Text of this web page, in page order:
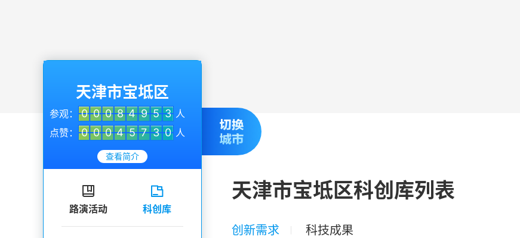
天津市宝坻区科创库列表
创新需求 科技成果
天津市宝坻区
参观： 0 0 0 8 4 9 5 3 人
点赞：
0 0 0 4 5 7 3 0 人
查看简介

路演活动

科创库